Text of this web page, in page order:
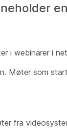
i webinarer i
Møter som
fra